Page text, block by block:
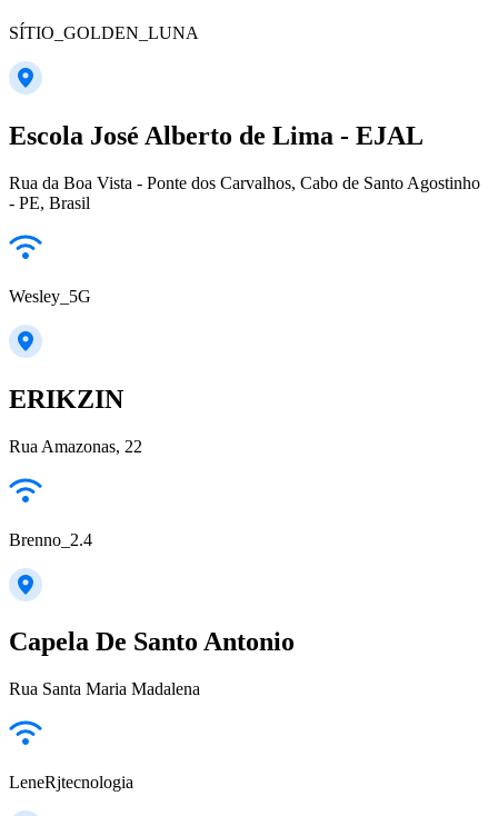
SÍTIO_GOLDEN_LUNA
Escola José Alberto de Lima - EJAL
Rua da Boa Vista - Ponte dos Carvalhos, Cabo de Santo Agostinho
- PE, Brasil
Wesley_5G
ERIKZIN
Rua Amazonas, 22
Brenno_2.4
Capela De Santo Antonio
Rua Santa Maria Madalena
LeneRjtecnologia